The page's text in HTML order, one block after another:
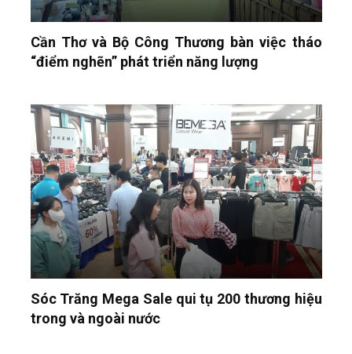
Cần Thơ và Bộ Công Thương bàn việc tháo
“điểm nghẽn” phát triển năng lượng
Sóc Trăng Mega Sale qui tụ 200 thương hiệu
trong và ngoài nước